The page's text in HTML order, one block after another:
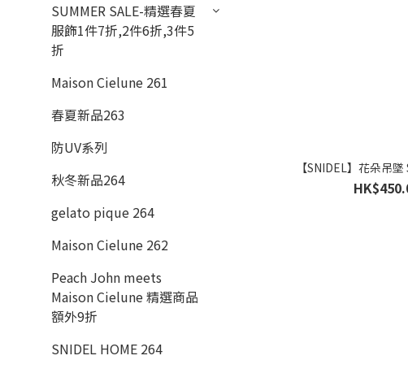
SUMMER SALE-精選春夏
服飾1件7折,2件6折,3件5
折
Maison Cielune 261
春夏新品263
防UV系列
秋冬新品264
gelato pique 264
Maison Cielune 262
Peach John meets
Maison Cielune 精選商品
額外9折
SNIDEL HOME 264
【SNIDEL】花朵吊